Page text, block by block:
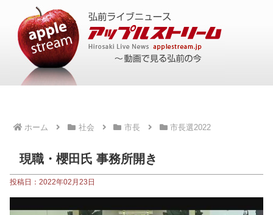
ホーム 社会 市長 市長選2022
現職・櫻田氏 事務所開き
投稿日：2022年02月23日